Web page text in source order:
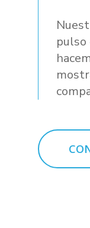
pulso